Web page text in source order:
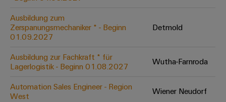
Moderne
und
digitale
für
klimafreundliche
im
PCB
Services
Equipment
Access
&
Services
Industrial
neues
Distribution
Ausbildung zum
Zerspanungsmechaniker * - Beginn
01.09.2027
Detmold
Ausbildung zur Fachkraft * für
Lagerlogistik - Beginn 01.08.2027
Wutha-Farnroda
Automation Sales Engineer - Region
West
Wiener Neudorf